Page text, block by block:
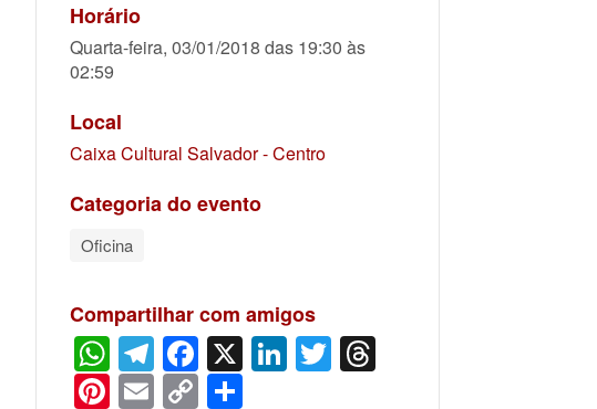
Horário
Quarta-feira, 03/01/2018 das 19:30 às
02:59
Local
Caixa Cultural Salvador - Centro
Categoria do evento
Oficina
Compartilhar com amigos
WhatsApp
Telegram
Facebook
X LinkedIn
Twitter
Pinterest
Email
Copy